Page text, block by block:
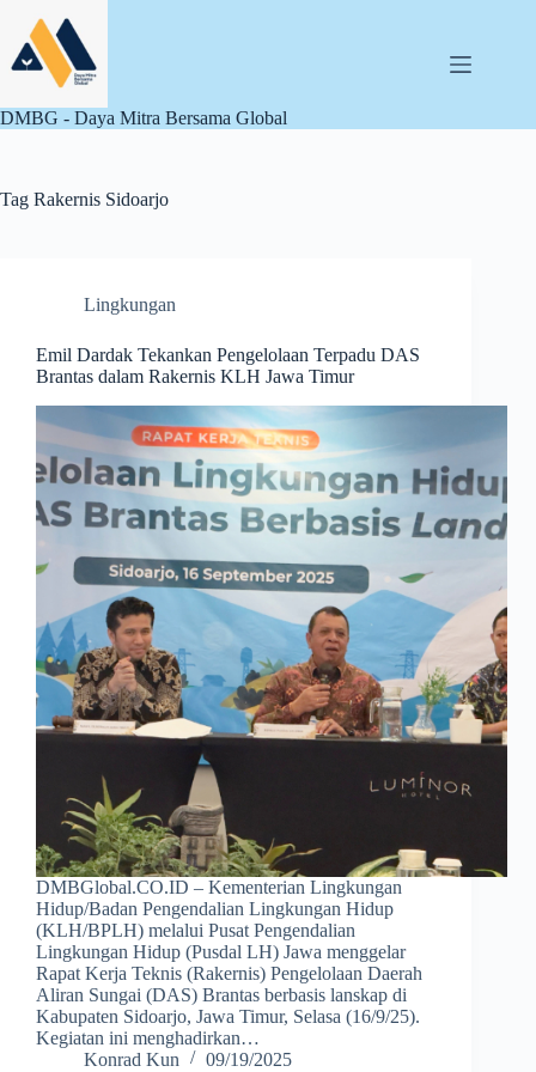
content
DMBG - Daya Mitra Bersama Global
Tag Rakernis Sidoarjo
Lingkungan
Emil Dardak Tekankan Pengelolaan Terpadu DAS
Brantas dalam Rakernis KLH Jawa Timur
DMBGlobal.CO.ID – Kementerian Lingkungan
Hidup/Badan Pengendalian Lingkungan Hidup
(KLH/BPLH) melalui Pusat Pengendalian
Lingkungan Hidup (Pusdal LH) Jawa menggelar
Rapat Kerja Teknis (Rakernis) Pengelolaan Daerah
Aliran Sungai (DAS) Brantas berbasis lanskap di
Kabupaten Sidoarjo, Jawa Timur, Selasa (16/9/25).
Kegiatan ini menghadirkan…
Konrad Kun
09/19/2025